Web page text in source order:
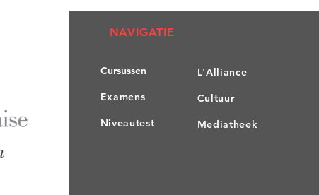
NAVIGATIE
Cursussen
Examens
Niveautest
L'A lliance
Cultuur
Mediatheek